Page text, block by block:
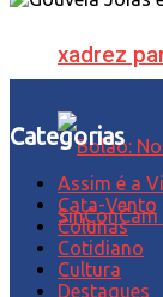
xadrez
Categorias
Assim é a
Cata-Vento
Colunas
Cotidiano
Cultura
Destaques